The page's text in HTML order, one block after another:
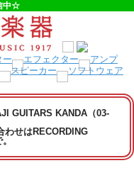
中☆
GUITARS KANDA（03-
わせはRECORDING